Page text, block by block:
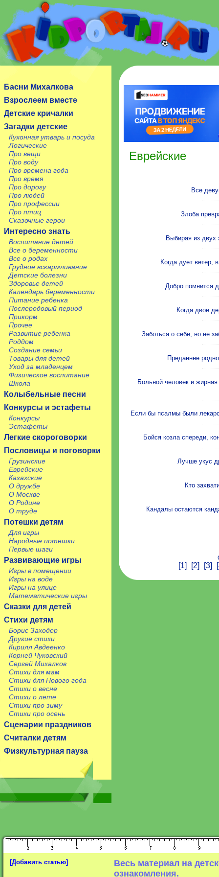
Сайт посвящен детям, их родителям, учителям и
Басни Михалкова
Взрослеем вместе
Детские кричалки
Загадки детские
Кухонная утварь и посуда
Логические
Про вещи
Про воду
Про времена года
Про время
Про дорогу
Про людей
Про профессии
Про птиц
Сказочные герои
Интересно знать
Воспитание детей
Все о беременности
Все о родах
Грудное вскармливание
Детские болезни
Здоровье детей
Календарь беременности
Питание ребенка
Послеродовый период
Прикорм
Прочее
Развитие ребенка
Роддом
Создание семьи
Товары для детей
Уход за младенцем
Физическое воспитание
Школа
Колыбельные песни
Конкурсы и эстафеты
Конкурсы
Эстафеты
Легкие скороговорки
Пословицы и поговорки
Грузинские
Еврейские
Казахские
О дружбе
О Москве
О Родине
О труде
Потешки детям
Для игры
Народные потешки
Первые шаги
Развивающие игры
Игры в помещении
Игры на воде
Игры на улице
Математические игры
Сказки для детей
Стихи детям
Борис Заходер
Другие стихи
Кирилл Авдеенко
Корней Чуковский
Сергей Михалков
Стихи для мам
Стихи для Нового года
Стихи о весне
Стихи о лете
Стихи про зиму
Стихи про осень
Сценарии праздников
Считалки детям
Физкультурная пауза
Еврейские
Все
Злоба
Выбирая из двух
Когда дует ветер,
Добро помнится
Когда двое
Заботься о себе, но не
Преданнее
Больной человек и
Если бы псалмы были
Бойся козла спереди,
Лучше укус
Кто
Кандалы остаются
[1] [2] [3]
[Добавить статью]
Весь материал на
ознакомления.